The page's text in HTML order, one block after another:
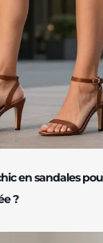
en sandales
?